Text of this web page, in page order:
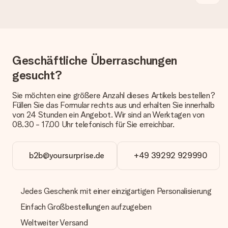
Welche Lieferoptionen stehen zur Verfügung?
Derzeit können wir (noch) keine verschiedenen Lieferoptionen
Päckchen versendet. Möchtest du wissen, ob es als Paket
oder Päckchen geliefert wird, kontaktiere bitte unseren
Kundenservice.
Wie kann ich meine Bestellung bezahlen?
Wir bieten die folgenden Zahlungsoptionen an: Vorauskasse
mit normaler Überweisung, Sofortüberweisung, Paypal,
manuellen Überweisung verlängert sich die Lieferzeit des
Geschenks jedoch um 3 Werktage.
Geschenk empfangen
Geschäftliche Überraschungen
gesucht?
Sie möchten eine größere Anzahl dieses Artikels bestellen?
Füllen Sie das Formular rechts aus und erhalten Sie innerhalb
von 24 Stunden ein Angebot. Wir sind an Werktagen von
08.30 - 17.00 Uhr telefonisch für Sie erreichbar.
b2b@yoursurprise.de +49 39292 929990
Jedes Geschenk mit einer einzigartigen Personalisierung
Einfach Großbestellungen aufzugeben
Weltweiter Versand